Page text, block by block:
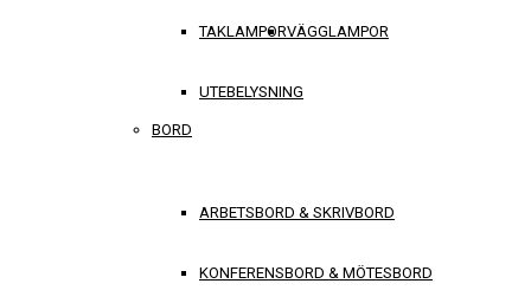
TAKLAMPORVÄGGLAMPOR
UTEBELYSNING
BORD
ARBETSBORD & SKRIVBORD
KONFERENSBORD & MÖTESBORD